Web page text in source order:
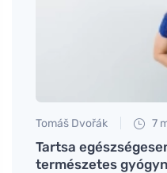
Tomáš Dvořák 7
Tartsa
természetes